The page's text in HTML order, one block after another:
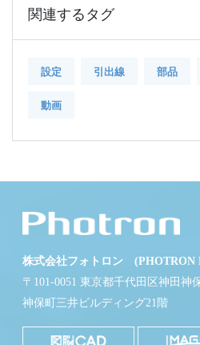
関連するタグ
設定 引出線 部品
動画
株式会社フォトロン (PHOTRON
〒101-0051 東京都千代田区神田神
神保町三井ビルディング21階